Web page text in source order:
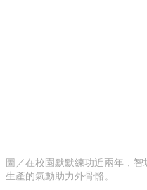
圖／在校園默默練功近兩年，
生產的氣動助力外骨骼。